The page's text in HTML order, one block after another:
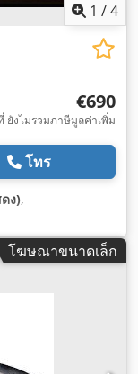
1 /4
€690
ยังไม่รวมภาษีมูลค่าเพิ่ม
โทร
ง),
โฆษณาขนาดเล็ก